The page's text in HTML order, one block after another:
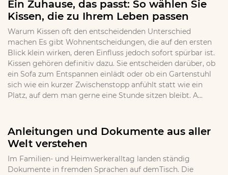
Ein Zuhause, das passt: So wählen Sie
Kissen, die zu Ihrem Leben passen
Warum Kissen oft den entscheidenden Unterschied
machen Es gibt Wohnentscheidungen, die auf den ersten
Blick klein wirken, deren Einfluss jedoch sofort spürbar ist.
Kissen gehören definitiv dazu. Sie entscheiden darüber, ob
ein Sofa zum Entspannen einlädt oder ob ein Gartenstuhl
sich wie ein kurzer Zwischenstopp anfühlt statt wie ein
Platz, auf dem man gerne eine Stunde sitzen bleibt. A...
Anleitungen und Dokumente aus aller
Welt verstehen
Im Familien- und Heimwerkeralltag landen ständig
Dokumente in fremden Sprachen auf demTisch. Die